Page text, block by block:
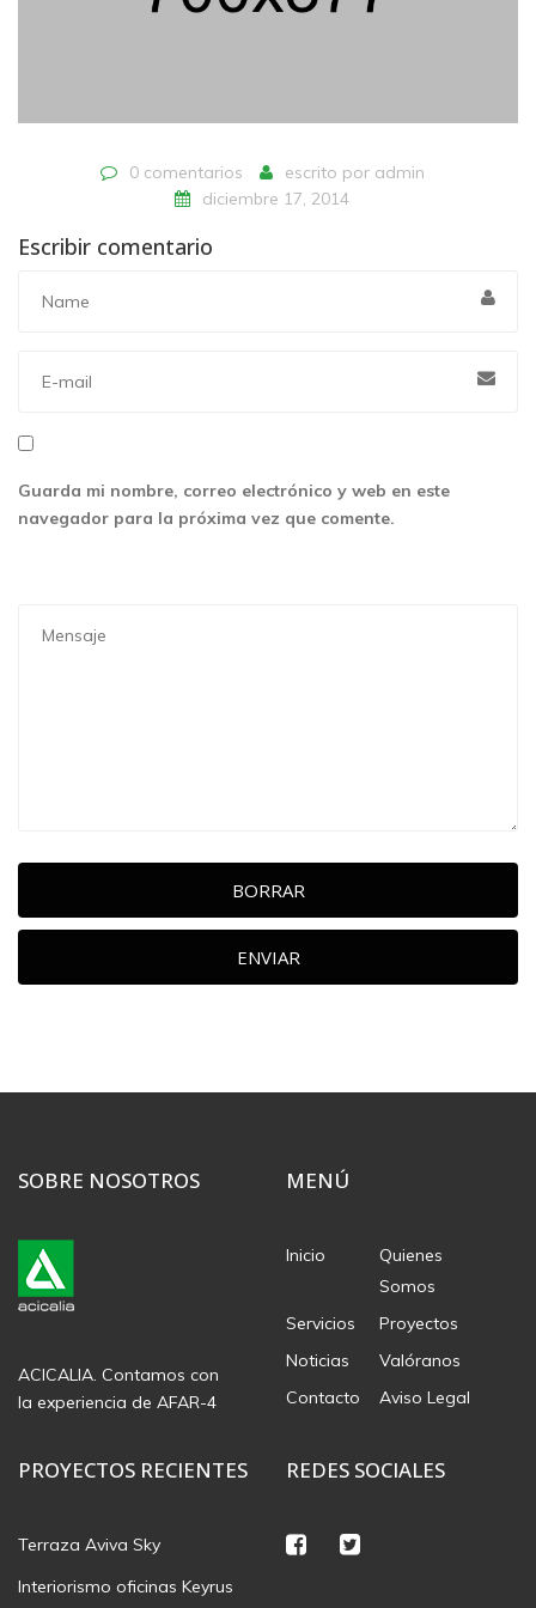
0 comentarios escrito por admin
diciembre 17, 2014
Escribir comentario
Guarda mi nombre, correo electrónico y web en este
navegador para la próxima vez que comente.
BORRAR
ENVIAR
SOBRE NOSOTROS
ACICALIA. Contamos con
la experiencia de AFAR-4
MENÚ
Inicio
Quienes
Somos
Servicios
Proyectos
Noticias
Valóranos
Contacto
Aviso Legal
PROYECTOS RECIENTES
Terraza Aviva Sky
Interiorismo oficinas Keyrus
REDES SOCIALES